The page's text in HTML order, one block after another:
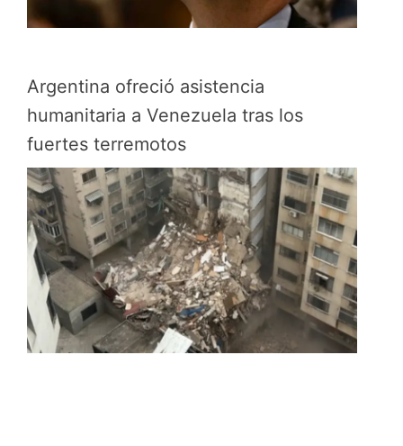
Argentina ofreció asistencia
humanitaria a Venezuela tras los
fuertes terremotos